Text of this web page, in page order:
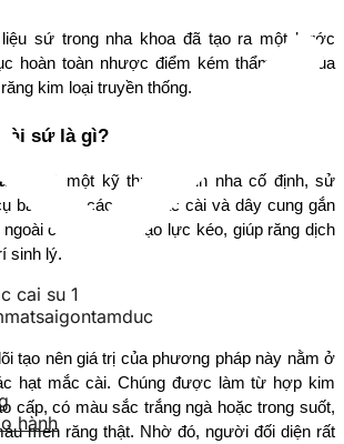
hành
sứ trong nha khoa đã tạo ra một bước
hoàn toàn nhược điểm kém thẩm mỹ của
kim loại truyền thống.
sứ là gì?
sứ
là một kỹ thuật chỉnh nha cố định, sử
bao gồm các hạt mắc cài và dây cung gắn
của răng để tạo lực kéo, giúp răng dịch
sinh lý.
tạo nên giá trị của phương pháp này nằm ở
hạt mắc cài. Chúng được làm từ hợp kim
cấp, có màu sắc trắng ngà hoặc trong suốt,
men răng thật. Nhờ đó, người đối diện rất